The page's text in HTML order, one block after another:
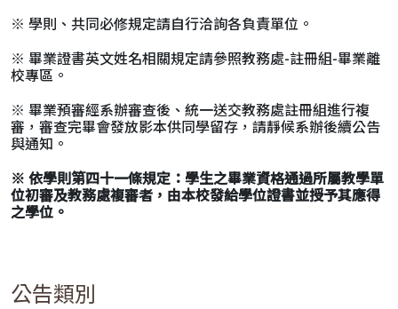
※ 學則、共同必修規定請自行洽詢各負責單位。
※ 畢業證書英文姓名相關規定請參照教務處-註冊組-畢業離
校專區。
※ 畢業預審經系辦審查後、統一送交教務處註冊組進行複
審，審查完畢會發放影本供同學留存，請靜候系辦後續公告
與通知。
※ 依學則第四十一條規定：學生之畢業資格通過所屬教學單
位初審及教務處複審者，由本校發給學位證書並授予其應得
之學位。
公告類別